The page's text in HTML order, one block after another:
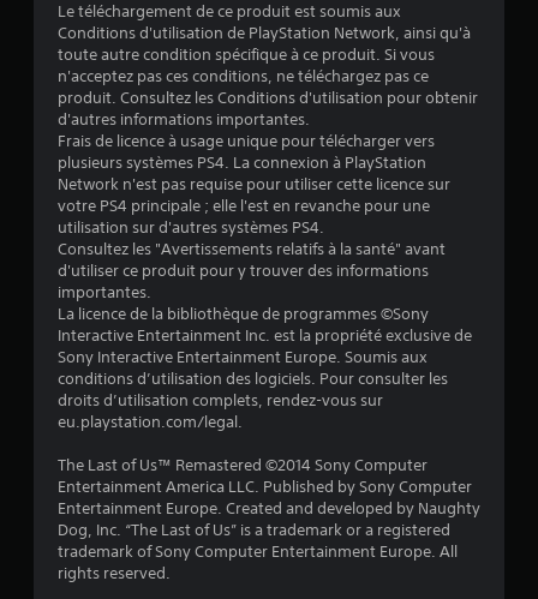
i
l
s
u
5
9
Le téléchargement de ce produit est soumis aux
Conditions d'utilisation de PlayStation Network, ainsi qu'à
toute autre condition spécifique à ce produit. Si vous
n'acceptez pas ces conditions, ne téléchargez pas ce
produit. Consultez les Conditions d'utilisation pour obtenir
d'autres informations importantes.
Frais de licence à usage unique pour télécharger vers
plusieurs systèmes PS4. La connexion à PlayStation
Network n'est pas requise pour utiliser cette licence sur
votre PS4 principale ; elle l'est en revanche pour une
utilisation sur d'autres systèmes PS4.
Consultez les "Avertissements relatifs à la santé" avant
d'utiliser ce produit pour y trouver des informations
importantes.
La licence de la bibliothèque de programmes ©Sony
Interactive Entertainment Inc. est la propriété exclusive de
Sony Interactive Entertainment Europe. Soumis aux
conditions d’utilisation des logiciels. Pour consulter les
droits d’utilisation complets, rendez-vous sur
eu.playstation.com/legal.
The Last of Us™ Remastered ©2014 Sony Computer
Entertainment America LLC. Published by Sony Computer
Entertainment Europe. Created and developed by Naughty
Dog, Inc. “The Last of Us” is a trademark or a registered
trademark of Sony Computer Entertainment Europe. All
rights reserved.